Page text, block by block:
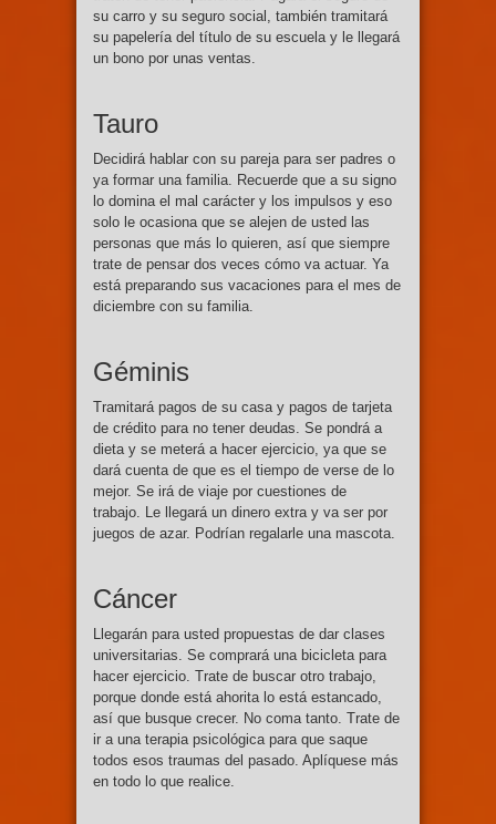
su carro y su seguro social, también tramitará
su papelería del título de su escuela y le llegará
un bono por unas ventas.
Tauro
Decidirá hablar con su pareja para ser padres o
ya formar una familia. Recuerde que a su signo
lo domina el mal carácter y los impulsos y eso
solo le ocasiona que se alejen de usted las
personas que más lo quieren, así que siempre
trate de pensar dos veces cómo va actuar. Ya
está preparando sus vacaciones para el mes de
diciembre con su familia.
Géminis
Tramitará pagos de su casa y pagos de tarjeta
de crédito para no tener deudas. Se pondrá a
dieta y se meterá a hacer ejercicio, ya que se
dará cuenta de que es el tiempo de verse de lo
mejor. Se irá de viaje por cuestiones de
trabajo. Le llegará un dinero extra y va ser por
juegos de azar. Podrían regalarle una mascota.
Cáncer
Llegarán para usted propuestas de dar clases
universitarias. Se comprará una bicicleta para
hacer ejercicio. Trate de buscar otro trabajo,
porque donde está ahorita lo está estancado,
así que busque crecer. No coma tanto. Trate de
ir a una terapia psicológica para que saque
todos esos traumas del pasado. Aplíquese más
en todo lo que realice.